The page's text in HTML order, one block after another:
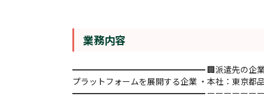
業務内容
━━━━━━━━━━━━━━━━ 🏢派遣先の企業
プラットフォームを展開する企業 ・本社
━━━━━━━━━━━━━━━━ ーーーーーーーー